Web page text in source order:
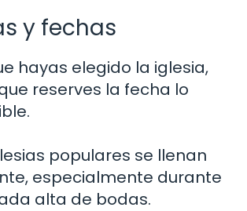
y fechas
hayas elegido la iglesia,
reserves la fecha lo
populares se llenan
especialmente durante
alta de bodas.